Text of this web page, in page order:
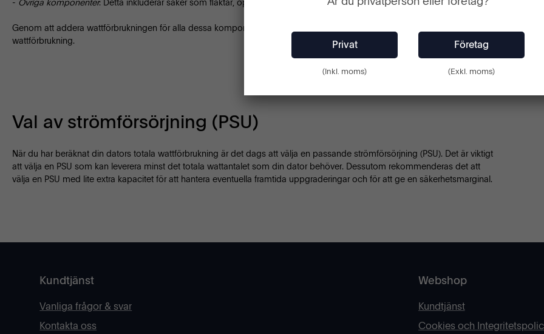
Genom att addera wattförbrukningen för alla dessa komponenter kan du få en uppskattning av din dators totala
wattförbrukning.
Val av strömförsörjning (PSU)
När du har beräknat din dators totala wattförbrukning är det dags att välja en passande strömförsörjning (PSU). Det är viktigt
att välja en PSU som kan leverera minst det totala wattantalet som din dator behöver. Dessutom rekommenderas det att
välja en PSU med lite extra kapacitet för att hantera eventuella framtida uppgraderingar och för att ge en säkerhetsmarginal.
Kundtjänst
Vanliga frågor & svar
Kontakta oss
Webshop
Kundtjänst
Cookies och
(Inkl. moms) (Exkl. moms)